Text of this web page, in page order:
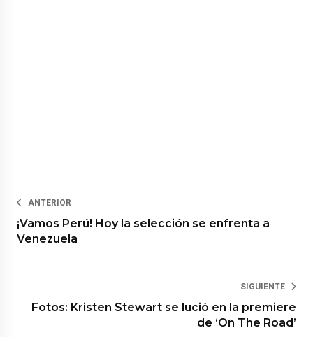
ANTERIOR
¡Vamos Perú! Hoy la selección se enfrenta a
Venezuela
SIGUIENTE
Fotos: Kristen Stewart se lució en la premiere
de ‘On The Road’